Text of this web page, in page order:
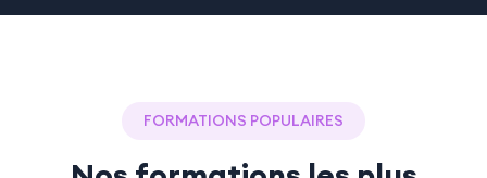
FORMATIONS POPULAIRES